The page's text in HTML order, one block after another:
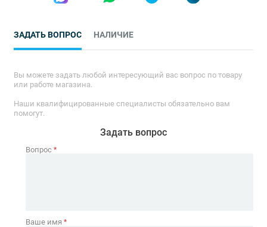
ЗАДАТЬ ВОПРОС НАЛИЧИЕ
Вы можете задать любой интересующий вас вопрос по товару
или работе магазина.
Наши квалифицированные специалисты обязательно вам
помогут.
Задать вопрос
Вопрос *
Ваше имя *